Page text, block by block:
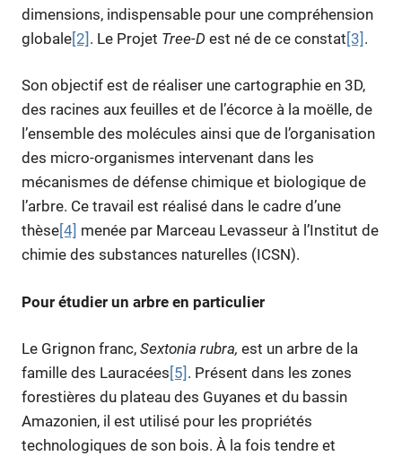
dimensions, indispensable pour une compréhension
globale[2] . Le Projet Tree-D est né de ce constat[3] .
Son objectif est de réaliser une cartographie en 3D,
des racines aux feuilles et de l’écorce à la moëlle, de
l’ensemble des molécules ainsi que de l’organisation
des micro-organismes intervenant dans les
mécanismes de défense chimique et biologique de
l’arbre. Ce travail est réalisé dans le cadre d’une
thèse[4] menée par Marceau Levasseur à l’Institut de
chimie des substances naturelles (ICSN).
Pour étudier un arbre en particulier
Le Grignon franc, Sextonia rubra, est un arbre de la
famille des Lauracées [5] . Présent dans les zones
forestières du plateau des Guyanes et du bassin
Amazonien, il est utilisé pour les propriétés
technologiques de son bois. À la fois tendre et